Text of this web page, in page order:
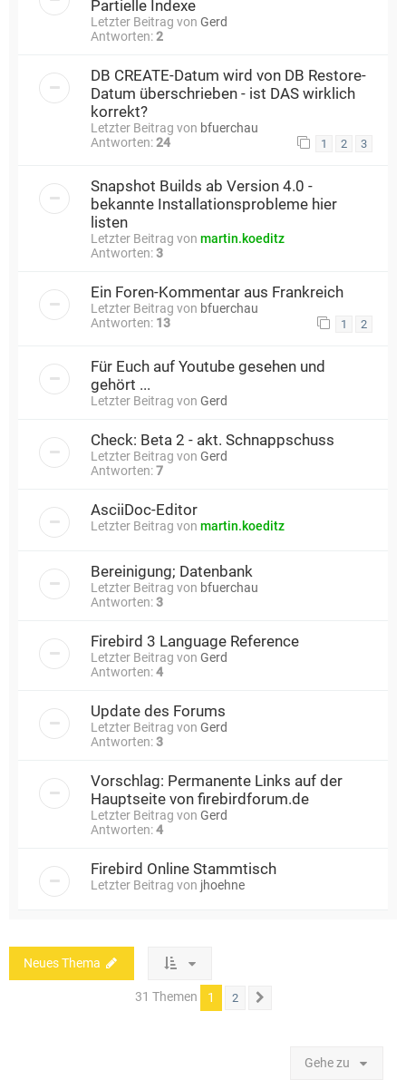
Partielle Indexe
Letzter Beitrag von Gerd
Antworten:2
DB CREATE-Datum wird von DB Restore-
Datum überschrieben - ist DAS wirklich
korrekt?
Letzter Beitrag von bfuerchau
Antworten:24 1 2 3
Snapshot Builds ab Version 4.0 -
bekannte Installationsprobleme hier
listen
Letzter Beitrag von martin.koeditz
Antworten:3
Ein Foren-Kommentar aus Frankreich
Letzter Beitrag von bfuerchau
Antworten: 13 1 2
Für Euch auf Youtube gesehen und
gehört ...
Letzter Beitrag von Gerd
Check: Beta 2 - akt. Schnappschuss
Letzter Beitrag von Gerd
Antworten:7
AsciiDoc-Editor
Letzter Beitrag von martin.koeditz
Bereinigung; Datenbank
Letzter Beitrag von bfuerchau
Antworten:3
Firebird 3 Language Reference
Letzter Beitrag von Gerd
Antworten:4
Update des Forums
Letzter Beitrag von Gerd
Antworten:3
Vorschlag: Permanente Links auf der
Hauptseite von firebirdforum.de
Letzter Beitrag von Gerd
Antworten:4
Firebird Online Stammtisch
Letzter Beitrag von jhoehne
Neues Thema
31 Themen 1 2
Gehe zu